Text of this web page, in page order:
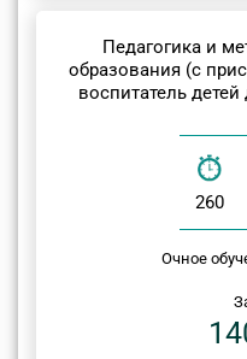
Педагогика и
образования (с
воспитатель
260
Очное